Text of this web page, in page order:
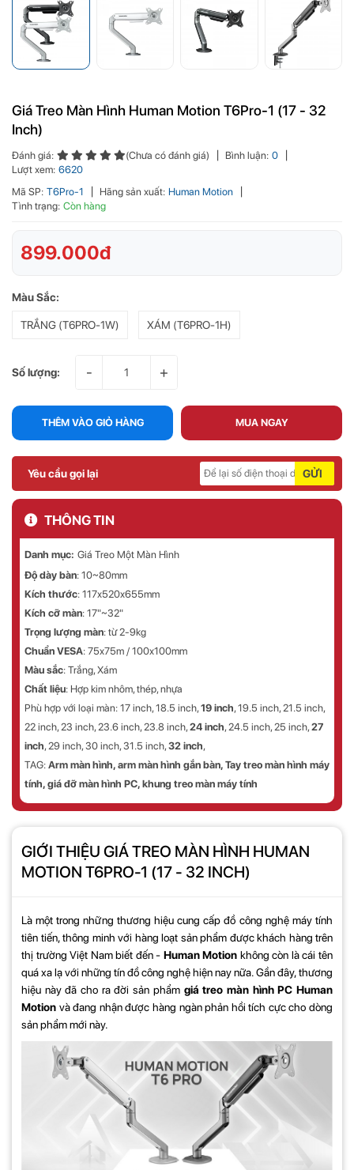
Giá Treo Màn Hình Human Motion T6Pro-1 (17 - 32
Inch)
Đánh giá: (Chưa có đánh giá) Bình luận: 0
Lượt xem: 6620
Mã SP: T6Pro-1 Hãng sản xuất: Human Motion
Tình trạng: Còn hàng
899.000đ
Màu Sắc:
TRẮNG (T6PRO-1W) XÁM (T6PRO-1H)
Số lượng: - +
THÊM VÀO GIỎ HÀNG MUA NGAY
Yêu cầu gọi lại GỬI
THÔNG TIN
Danh mục: Giá Treo Một Màn Hình
Độ dày bàn: 10~80mm
Kích thước: 117x520x655mm
Kích cỡ màn: 17"~32"
Trọng lượng màn: từ 2-9kg
Chuẩn VESA: 75x75m / 100x100mm
Màu sắc: Trắng, Xám
Chất liệu: Hợp kim nhôm, thép, nhựa
Phù hợp với loại màn: 17 inch, 18.5 inch, 19 inch, 19.5 inch, 21.5 inch,
22 inch, 23 inch, 23.6 inch, 23.8 inch, 24 inch, 24.5 inch, 25 inch, 27
inch, 29 inch, 30 inch, 31.5 inch, 32 inch,
TAG: Arm màn hình, arm màn hình gắn bàn, Tay treo màn hình máy
tính, giá đỡ màn hình PC, khung treo màn máy tính
GIỚI THIỆU GIÁ TREO MÀN HÌNH HUMAN
MOTION T6PRO-1 (17 - 32 INCH)
Là một trong những thương hiệu cung cấp đồ công nghệ máy tính
tiên tiến, thông minh với hàng loạt sản phẩm được khách hàng trên
thị trường Việt Nam biết đến - Human Motion không còn là cái tên
quá xa lạ với những tín đồ công nghệ hiện nay nữa. Gần đây, thương
hiệu này đã cho ra đời sản phẩm giá treo màn hình PC Human
Motion và đang nhận được hàng ngàn phản hồi tích cực cho dòng
sản phẩm mới này.